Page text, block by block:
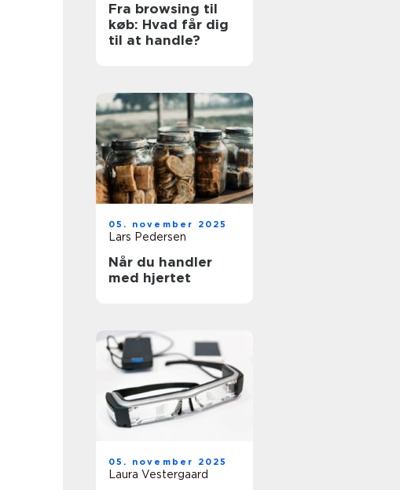
Fra browsing til
køb: Hvad får dig
til at handle?
05. november 2025
Lars Pedersen
Når du handler
med hjertet
05. november 2025
Laura Vestergaard